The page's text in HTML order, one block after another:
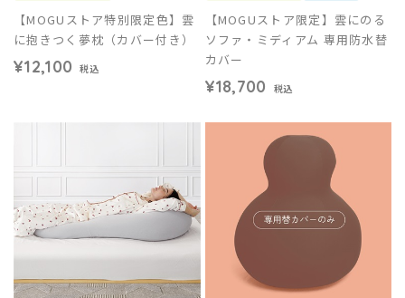
【MOGUストア特別限定色】雲
に抱きつく夢枕（カバー付き）
¥12,100 税込
【MOGUストア限定】雲にのる
ソファ・ミディアム 専用防水替
カバー
¥18,700 税込